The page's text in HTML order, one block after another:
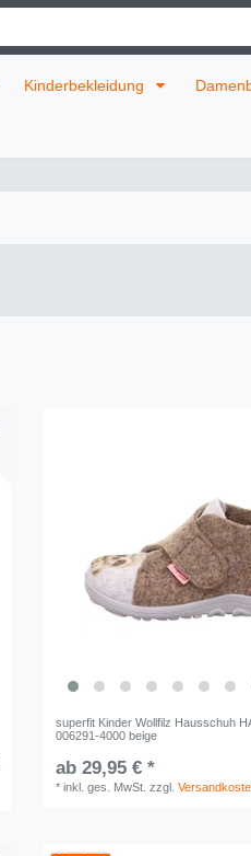
Kinderbekleidung
superfit Kinder Wollfilz Hausschuh
006291-4000 beige
ab 29,95 € *
*inkl. ges. MwSt. zzgl.